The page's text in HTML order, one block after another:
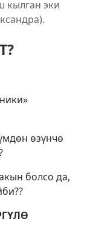
кылган эки
өзүнчө
болсо да,